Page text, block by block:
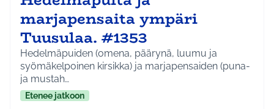
marjapensaita ympäri
Tuusulaa. #1353
Hedelmäpuiden (omena, päärynä, luumu ja
syömäkelpoinen kirsikka) ja marjapensaiden (puna-
ja mustah…
Etenee jatkoon